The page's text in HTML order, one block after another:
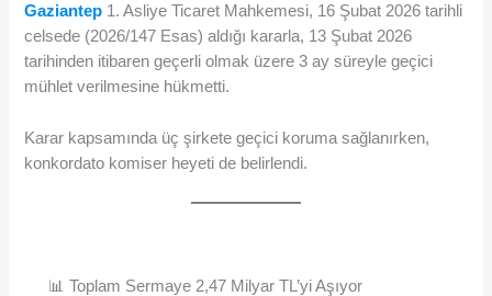
Gaziantep 1. Asliye Ticaret Mahkemesi, 16 Şubat 2026 tarihli
celsede (2026/147 Esas) aldığı kararla, 13 Şubat 2026
tarihinden itibaren geçerli olmak üzere 3 ay süreyle geçici
mühlet verilmesine hükmetti.
Karar kapsamında üç şirkete geçici koruma sağlanırken,
konkordato komiser heyeti de belirlendi.
📊 Toplam Sermaye 2,47 Milyar TL’yi Aşıyor